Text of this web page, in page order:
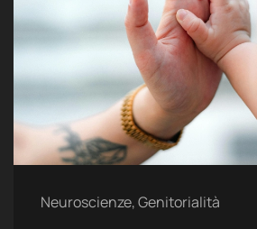
Neuroscienze, Genitorialità